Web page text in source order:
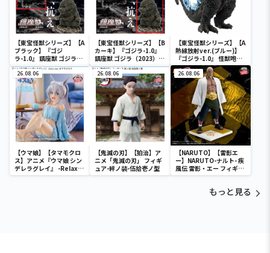
【東宝怪獣シリーズ】【A
ブラック】『ゴジ
ラ-1.0』 鎮座獣 ゴジラ
（2023）ver.2
【東宝怪獣シリーズ】【B
カーキ】『ゴジラ-1.0』
鎮座獣 ゴジラ（2023）
ver.2
【東宝怪獣シリーズ】【A
熱線放射ver.(ブルー)】
『ゴジラ-1.0』 怪獣咆哮
撃 ゴジラ（2023） ver.2
26.08.06
【ウマ娘】【タマモクロ
ス】アニメ『ウマ娘 シン
デレラグレイ』 -Relax
time-タマモクロス
26.08.06
【鬼滅の刃】【狛治】ア
ニメ「鬼滅の刃」 フィギ
ュア-絆ノ装-伍拾壱ノ型
26.08.06
【NARUTO】【雷影エ
ー】NARUTO-ナルト- 疾
風伝 雷影・エー フィギュ
ア～五影集結…!!～
もっと見る